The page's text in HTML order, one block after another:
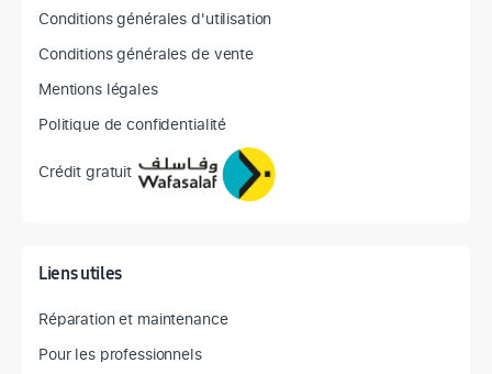
Conditions générales d'utilisation
Conditions générales de vente
Mentions légales
Politique de confidentialité
Crédit gratuit
Liens utiles
Réparation et maintenance
Pour les professionnels